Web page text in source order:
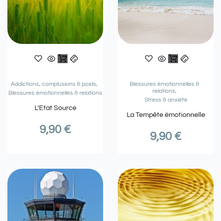
Addictions, complusions & poids
Blessures émotionnelles & relations
L’Etat Source
9,90 €
Blessures émotionnelles &
relations
Stress & anxiété
La Tempête émotionnelle
9,90 €